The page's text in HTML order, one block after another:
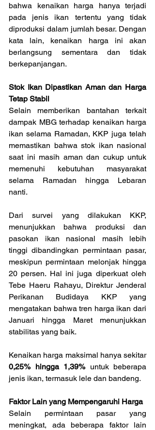
bahwa kenaikan harga hanya terjadi
pada jenis ikan tertentu yang tidak
diproduksi dalam jumlah besar. Dengan
kata lain, kenaikan harga ini akan
berlangsung sementara dan tidak
berkepanjangan.
Stok Ikan Dipastikan Aman dan Harga
Tetap Stabil
Selain memberikan bantahan terkait
dampak MBG terhadap kenaikan harga
ikan selama Ramadan, KKP juga telah
memastikan bahwa stok ikan nasional
saat ini masih aman dan cukup untuk
memenuhi kebutuhan masyarakat
selama Ramadan hingga Lebaran
nanti.
Dari survei yang dilakukan KKP,
menunjukkan bahwa produksi dan
pasokan ikan nasional masih lebih
tinggi dibandingkan permintaan pasar,
meskipun permintaan melonjak hingga
20 persen. Hal ini juga diperkuat oleh
Tebe Haeru Rahayu, Direktur Jenderal
Perikanan Budidaya KKP yang
mengatakan bahwa tren harga ikan dari
Januari hingga Maret menunjukkan
stabilitas yang baik.
Kenaikan harga maksimal hanya sekitar
0,25% hingga 1,39% untuk beberapa
jenis ikan, termasuk lele dan bandeng.
Faktor Lain yang Mempengaruhi Harga
Selain permintaan pasar yang
meningkat, ada beberapa faktor lain